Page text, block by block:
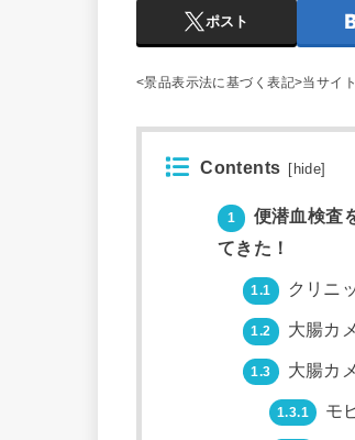
ポスト
<景品表示法に基づく表記>当サイ
Contents [ hide]
1
便潜血検査
てきた！
1.1 クリニ
1.2 大腸カ
1.3 大腸カ
1.3.1 モ